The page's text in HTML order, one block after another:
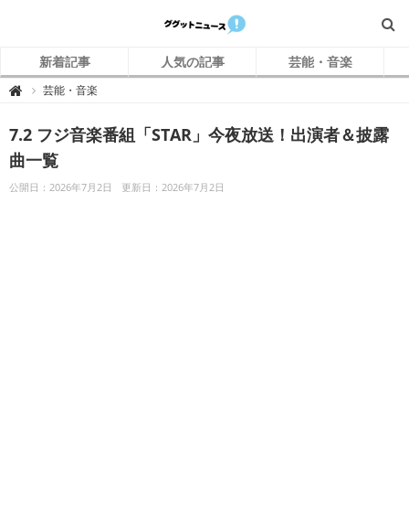
新着記事 人気の記事 芸能・音楽
 グ
ニ
ュ
ー
ス
芸能・音楽
7.2 フジ音楽番組「STAR」今夜放送！出演者＆披露
曲一覧
公開日：2026年7月2日 更新日：2026年7月2日